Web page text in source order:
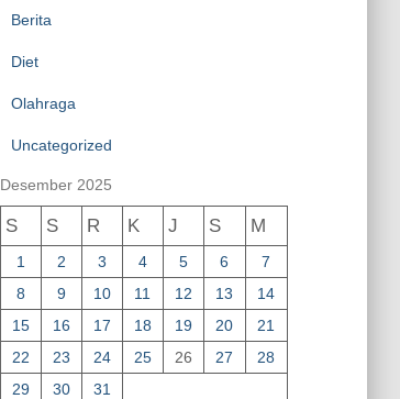
Berita
Diet
Olahraga
Uncategorized
Desember 2025
S S R K J S M
1 2 3 4 5 6
7
8
9 10 11 12 13
14
15
16 17 18 19 20
21
22
23 24 25 26 27
28
29
30
31